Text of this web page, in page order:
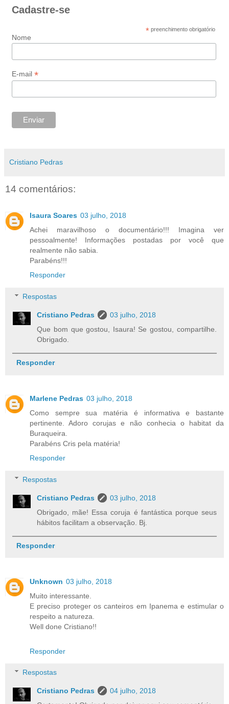
Cadastre-se
* preenchimento obrigatório
Nome
E-mail *
Cristiano Pedras
14 comentários:
Isaura Soares 03 julho, 2018
Achei maravilhoso o documentário!!! Imagina ver
pessoalmente! Informações postadas por você que
realmente não sabia.
Parabéns!!!
Responder
Respostas
Cristiano Pedras
03 julho, 2018
Que bom que gostou, Isaura! Se gostou, compartilhe.
Obrigado.
Responder
Marlene Pedras 03 julho, 2018
Como sempre sua matéria é informativa e bastante
pertinente. Adoro corujas e não conhecia o habitat da
Buraqueira.
Parabéns Cris pela matéria!
Responder
Respostas
Cristiano Pedras
03 julho, 2018
Obrigado, mãe! Essa coruja é fantástica porque seus
hábitos facilitam a observação. Bj.
Responder
Unknown 03 julho, 2018
Muito interessante.
E preciso proteger os canteiros em Ipanema e estimular o
respeito a natureza.
Well done Cristiano!!
Responder
Respostas
Cristiano Pedras
04 julho, 2018